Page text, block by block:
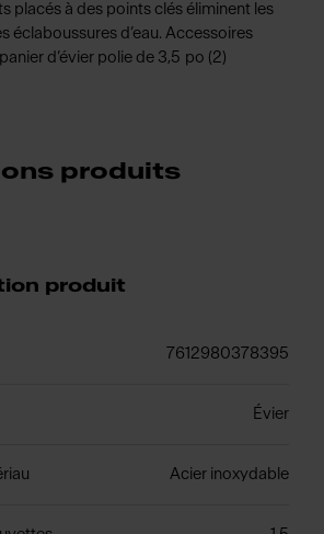
placés à des points clés éliminent les
éclaboussures d’eau. Accessoires
d’évier polie de 3,5 po (2)
produits
produit
7612980378395
Évier
Acier inoxydable